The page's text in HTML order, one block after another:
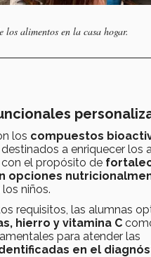
los alimentos en la casa hogar.
los compuestos
destinados a enriquecer los
el propósito de
opciones
niños.
requisitos, las alumnas
hierro y vitamina C
para atender las
en el